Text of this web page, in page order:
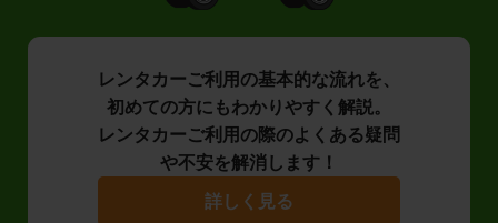
レンタカーご利用の基本的な流れを、
初めての方にもわかりやすく解説。
レンタカーご利用の際のよくある疑問
や不安を解消します！
詳しく見る